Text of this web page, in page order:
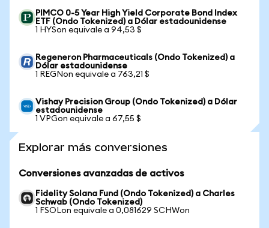
PIMCO 0-5 Year High Yield Corporate Bond Index
ETF (Ondo Tokenized) a Dólar estadounidense
1 HYSon equivale a 94,53 $
Regeneron Pharmaceuticals (Ondo Tokenized) a
Dólar estadounidense
1 REGNon equivale a 763,21 $
Vishay Precision Group (Ondo Tokenized) a Dólar
estadounidense
1 VPGon equivale a 67,55 $
Explorar más conversiones
Conversiones avanzadas de activos
Fidelity Solana Fund (Ondo Tokenized) a Charles
Schwab (Ondo Tokenized)
1 FSOLon equivale a 0,081629 SCHWon